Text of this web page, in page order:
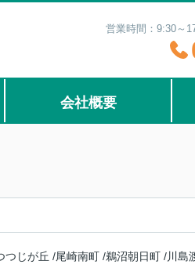
営業時間：9:30～
会社概要
つじが丘 /尾崎南町 /鵜沼朝日町 /川島